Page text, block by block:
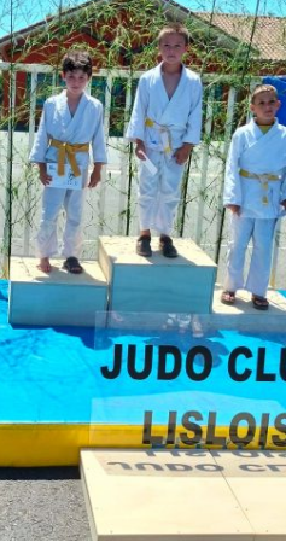
2017-2018
2016-2017
2015-2016